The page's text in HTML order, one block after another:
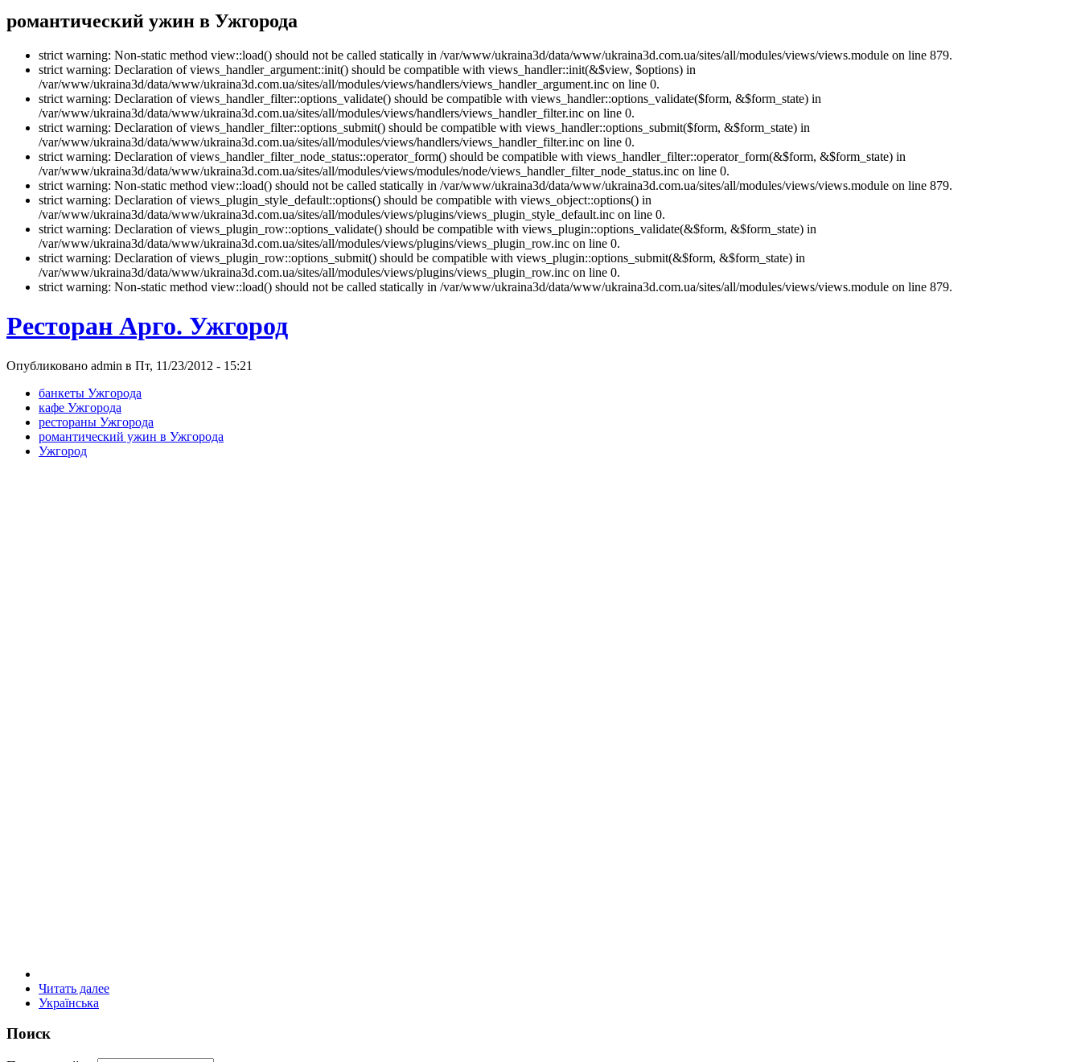
романтический ужин в Ужгорода
strict warning: Non-static method view::load() should not be called statically in /var/www/ukraina3d/data/www/ukraina3d.com.ua/sites/all/modules/views/views.module on line 879.
strict warning: Declaration of views_handler_argument::init() should be compatible with views_handler::init(&$view, $options) in
/var/www/ukraina3d/data/www/ukraina3d.com.ua/sites/all/modules/views/handlers/views_handler_argument.inc on line 0.
strict warning: Declaration of views_handler_filter::options_validate() should be compatible with views_handler::options_validate($form, &$form_state) in
/var/www/ukraina3d/data/www/ukraina3d.com.ua/sites/all/modules/views/handlers/views_handler_filter.inc on line 0.
strict warning: Declaration of views_handler_filter::options_submit() should be compatible with views_handler::options_submit($form, &$form_state) in
/var/www/ukraina3d/data/www/ukraina3d.com.ua/sites/all/modules/views/handlers/views_handler_filter.inc on line 0.
strict warning: Declaration of views_handler_filter_node_status::operator_form() should be compatible with views_handler_filter::operator_form(&$form, &$form_state) in
/var/www/ukraina3d/data/www/ukraina3d.com.ua/sites/all/modules/views/modules/node/views_handler_filter_node_status.inc on line 0.
strict warning: Non-static method view::load() should not be called statically in /var/www/ukraina3d/data/www/ukraina3d.com.ua/sites/all/modules/views/views.module on line 879.
strict warning: Declaration of views_plugin_style_default::options() should be compatible with views_object::options() in
/var/www/ukraina3d/data/www/ukraina3d.com.ua/sites/all/modules/views/plugins/views_plugin_style_default.inc on line 0.
strict warning: Declaration of views_plugin_row::options_validate() should be compatible with views_plugin::options_validate(&$form, &$form_state) in
/var/www/ukraina3d/data/www/ukraina3d.com.ua/sites/all/modules/views/plugins/views_plugin_row.inc on line 0.
strict warning: Declaration of views_plugin_row::options_submit() should be compatible with views_plugin::options_submit(&$form, &$form_state) in
/var/www/ukraina3d/data/www/ukraina3d.com.ua/sites/all/modules/views/plugins/views_plugin_row.inc on line 0.
strict warning: Non-static method view::load() should not be called statically in /var/www/ukraina3d/data/www/ukraina3d.com.ua/sites/all/modules/views/views.module on line 879.
Ресторан Арго. Ужгород
Опубликовано admin в Пт, 11/23/2012 - 15:21
банкеты Ужгорода
кафе Ужгорода
рестораны Ужгорода
романтический ужин в Ужгорода
Ужгород
Читать далее
Українська
Поиск